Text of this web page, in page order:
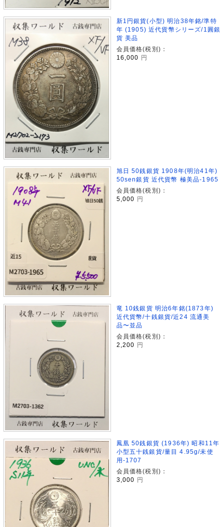
新1円銀貨(小型) 明治38年銘/準特
年 (1905) 近代貨幣シリーズ/1圓銀
貨 美品
会員価格(税別)：
16,000
円
旭日 50銭銀貨 1908年(明治41年)
50sen銀貨 近代貨幣 極美品-1965
会員価格(税別)：
5,000 円
竜 10銭銀貨 明治6年銘(1873年)
近代貨幣/十銭銀貨/近24 流通美
品〜並品
会員価格(税別)：
2,200 円
鳳凰 50銭銀貨 (1936年) 昭和11年
小型五十銭銀貨/量目 4.95g/未使
用-1707
会員価格(税別)：
3,000
円